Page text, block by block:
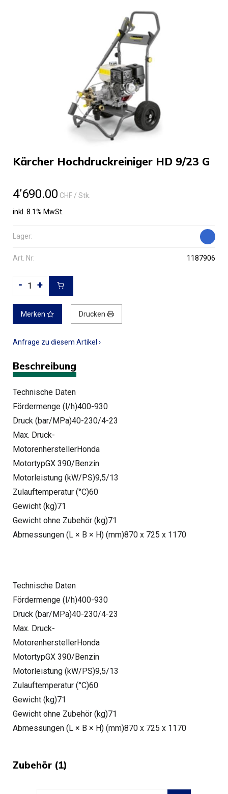
Kärcher Hochdruckreiniger HD 9/23 G
4’690.00 CHF/ Stk.
inkl. 8.1% MwSt.
Lager:
Art. Nr: 1187906
- +
Merken Drucken
Anfrage zu diesem Artikel ›
Beschreibung
Technische Daten
Fördermenge (l/h)400-930
Druck (bar/MPa)40-230/4-23
Max. Druck-
MotorenherstellerHonda
MotortypGX 390/Benzin
Motorleistung (kW/PS)9,5/13
Zulauftemperatur (°C)60
Gewicht (kg)71
Gewicht ohne Zubehör (kg)71
Abmessungen (L × B × H) (mm)870 x 725 x 1170
Technische Daten
Fördermenge (l/h)400-930
Druck (bar/MPa)40-230/4-23
Max. Druck-
MotorenherstellerHonda
MotortypGX 390/Benzin
Motorleistung (kW/PS)9,5/13
Zulauftemperatur (°C)60
Gewicht (kg)71
Gewicht ohne Zubehör (kg)71
Abmessungen (L × B × H) (mm)870 x 725 x 1170
Zubehör (1)